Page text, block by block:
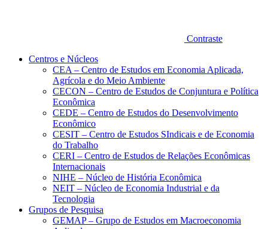
Contraste
Centros e Núcleos
CEA – Centro de Estudos em Economia Aplicada,
Agrícola e do Meio Ambiente
CECON – Centro de Estudos de Conjuntura e Política
Econômica
CEDE – Centro de Estudos do Desenvolvimento
Econômico
CESIT – Centro de Estudos SIndicais e de Economia
do Trabalho
CERI – Centro de Estudos de Relações Econômicas
Internacionais
NIHE – Núcleo de História Econômica
NEIT – Núcleo de Economia Industrial e da
Tecnologia
Grupos de Pesquisa
GEMAP – Grupo de Estudos em Macroeconomia